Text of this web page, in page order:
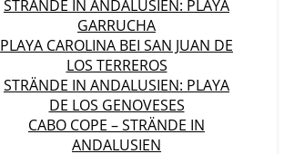
STRÄNDE IN ANDALUSIEN: PLAYA
GARRUCHA
PLAYA CAROLINA BEI SAN JUAN DE
LOS TERREROS
STRÄNDE IN ANDALUSIEN: PLAYA
DE LOS GENOVESES
CABO COPE – STRÄNDE IN
ANDALUSIEN